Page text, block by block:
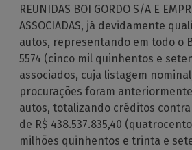
REUNIDAS BOI GORDO S/A E
ASSOCIADAS, já devidamente
autos, representando em todo o
5574 (cinco mil quinhentos e
associados, cuja listagem
procurações foram
autos, totalizando créditos
de R$ 438.537.835,40
milhões quinhentos e trinta e